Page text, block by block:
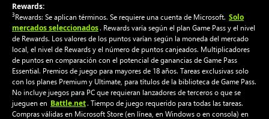
Rewards:
3Rewards: Se aplican términos. Se requiere una cuenta de Microsoft. Solo
mercados seleccionados. Rewards varía según el plan Game Pass y el nivel
de Rewards. Los valores de los puntos varían según la moneda del mercado
local, el nivel de Rewards y el número de puntos canjeados. Multiplicadores
de puntos en comparación con el potencial de ganancias de Game Pass
Essential. Premios de juego para mayores de 18 años. Tareas exclusivas solo
con los planes Premium y Ultimate, para títulos de la biblioteca de Game Pass.
No incluye juegos para PC que requieran lanzadores de terceros o que se
jueguen en Battle.net. Tiempo de juego requerido para todas las tareas.
Compras válidas en Microsoft Store (en línea, en Windows o en consola) en